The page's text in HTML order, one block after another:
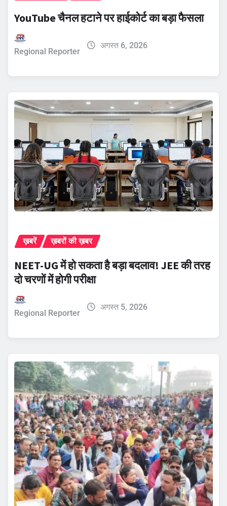
YouTube चैनल हटाने पर हाईकोर्ट का बड़ा फैसला
Regional Reporter
अगस्त 6, 2026
ख़बरें ख़बरों की ख़बर
NEET-UG में हो सकता है बड़ा बदलाव! JEE की तरह
दो चरणों में होगी परीक्षा
Regional Reporter
अगस्त 5, 2026